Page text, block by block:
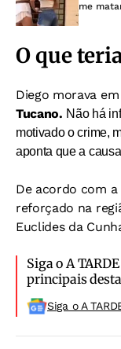
me
O que
Diego morava
Tucano. Não há
motivado o crime,
aponta que a
De acordo com
reforçado na
Euclides da
Siga o A
principais
Siga o A